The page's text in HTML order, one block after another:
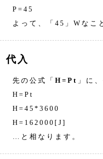
P=45
よって、「45」Wなこ
代入
先の公式「 H=Pt 」に
H=Pt
H=45*3600
H=162000[J]
…と相なります。